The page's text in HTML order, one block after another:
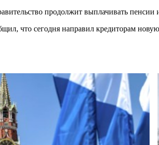
продолжит выплачивать пенсии
что сегодня направил кредиторам